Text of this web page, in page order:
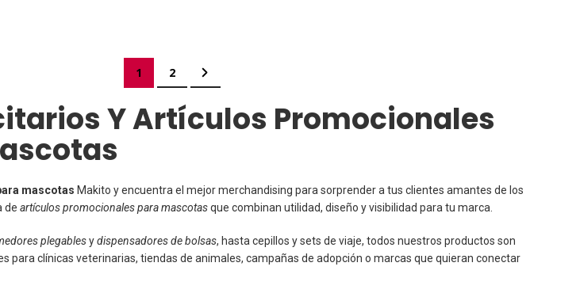
Actualmente estás leyendo página
1 Página
2 Página
Siguiente
Y Artículos Promocionales
mascotas Makito y encuentra el mejor merchandising para sorprender a tus clientes amantes de los
de artículos promocionales para mascotasque combinan utilidad, diseño y visibilidad para tu marca.
plegablesydispensadores de bolsas, hasta cepillos y sets de viaje, todos nuestros productos son
para clínicas veterinarias, tiendas de animales, campañas de adopción o marcas que quieran conectar